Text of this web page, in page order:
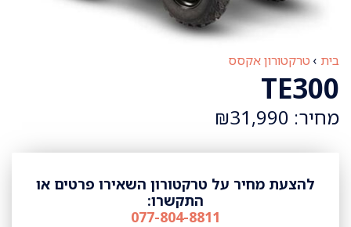
בית › טרקטורון אקסס
TE300
מחיר: ₪31,990
להצעת מחיר על טרקטורון השאירו פרטים או
התקשרו:
077-804-8811